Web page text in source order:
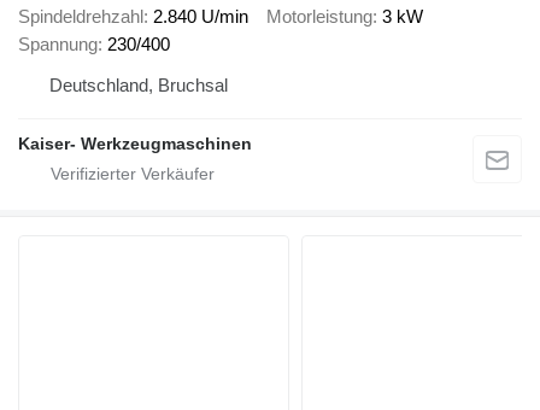
Spindeldrehzahl 2.840 U/min Motorleistung 3 kW
Spannung 230/400
Deutschland, Bruchsal
Kaiser- Werkzeugmaschinen